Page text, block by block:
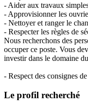
- Aider aux travaux
- Approvisionner les
- Nettoyer et ranger le
- Respecter les règles de
Nous recherchons des
occuper ce poste. Vous
investir dans le domaine
- Respect des consignes
Le profil recherché